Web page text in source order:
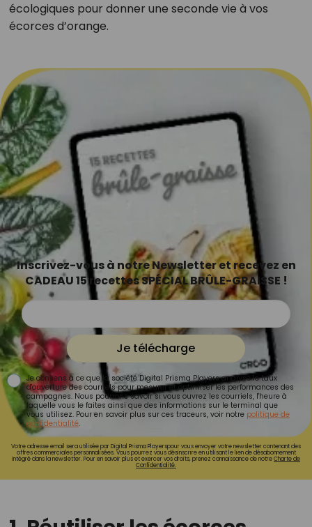
écologiques pour donner une seconde vie à vos
écorces d’orange.
Inscrivez-vous à notre Newsletter et recevez en
CADEAU 15 recettes SPÉCIAL BRÛLE-GRAISSE !
Je télécharge
Je consens à ce que la société Digital Prisma Players analyse le taux
d'ouverture des courriels pour mesurer et optimiser les performances des
campagnes. Nous pourrons savoir si vous ouvrez les courriels, l'heure à
laquelle vous le faites ainsi que des informations sur le terminal que
vous utilisez. Pour en savoir plus sur ces traceurs, voir notre politique de
confidentialité.
Votre adresse email sera utilisée par Digital Prisma Playerspour vous envoyer votre newsletter contenant des
offres commerciales personnalisées. Vous pourrez vous désinscrire en utilisant le lien de désabonnement
intégré dans la newsletter. Pour en savoir plus et exercer vos droits, prenez connaissance de notreCharte de
Confidentialité.